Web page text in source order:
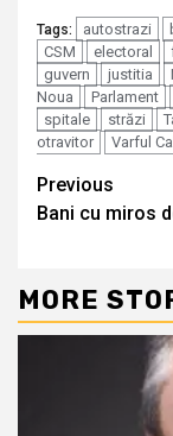
Tags: autostrazi
CSM
electoral
guvern
justitia
Noua
Parlament
spitale
străzi
otravitor
Varful
Previous
Bani cu miros
MORE